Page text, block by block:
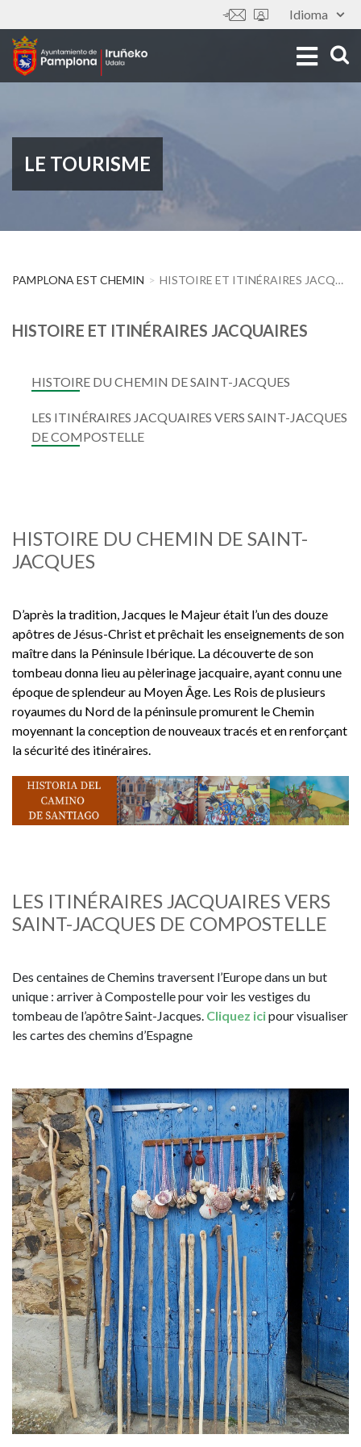
au
contenu
principal
Idioma
Outils
LE TOURISME
PAMPLONA EST CHEMIN HISTOIRE ET ITINÉRAIRES JACQUAIRES
HISTOIRE ET ITINÉRAIRES JACQUAIRES
HISTOIRE DU CHEMIN DE SAINT-JACQUES
LES ITINÉRAIRES JACQUAIRES VERS SAINT-JACQUES
DE COMPOSTELLE
HISTOIRE DU CHEMIN DE SAINT-
JACQUES
D’après la tradition, Jacques le Majeur était l’un des douze
apôtres de Jésus-Christ et prêchait les enseignements de son
maître dans la Péninsule Ibérique. La découverte de son
tombeau donna lieu au pèlerinage jacquaire, ayant connu une
époque de splendeur au Moyen Âge. Les Rois de plusieurs
royaumes du Nord de la péninsule promurent le Chemin
moyennant la conception de nouveaux tracés et en renforçant
la sécurité des itinéraires.
Imagen
LES ITINÉRAIRES JACQUAIRES VERS
SAINT-JACQUES DE COMPOSTELLE
Des centaines de Chemins traversent l’Europe dans un but
unique : arriver à Compostelle pour voir les vestiges du
tombeau de l’apôtre Saint-Jacques. Cliquez icipour visualiser
les cartes des chemins d’Espagne
Imagen